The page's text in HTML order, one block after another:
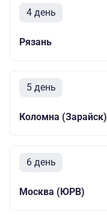
4 день
Рязань
5 день
Коломна (Зарайск)
6 день
Москва (ЮРВ)